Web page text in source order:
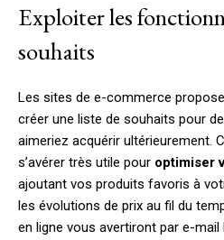
Exploiter les
souhaits
Les sites de e-commerce
créer une liste de souhaits pour
aimeriez acquérir ultérieurement.
s’avérer très utile pour optimiser
ajoutant vos produits favoris à
les évolutions de prix au fil du
en ligne vous avertiront par e-mail